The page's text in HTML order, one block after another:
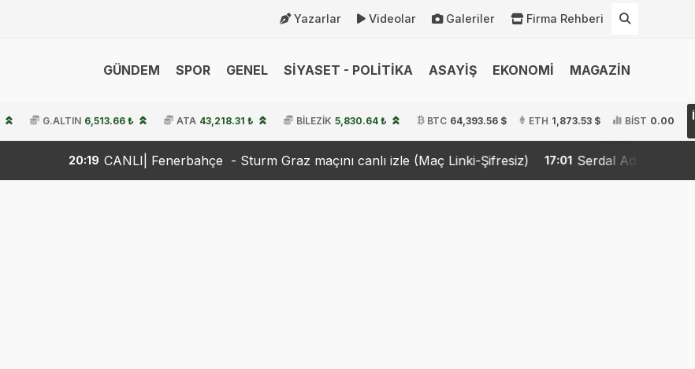
Yazarlar Videolar Galeriler Firma Rehberi
GÜNDEM SPOR GENEL SİYASET - POLİTİKA ASAYİŞ EKONOMİ MAGAZİN
G.ALTIN 6,513.66 ₺ ATA 43,218.31 ₺ BİLEZİK 5,830.64 ₺ BTC 64,393.56 $ ETH 1,873.53 $ BİST 0.00
CANLI| Fenerbahçe - Sturm Graz maçını canlı izle (Maç Linki-Şifresiz) 17:01 Serdal Adalı: ''Salah